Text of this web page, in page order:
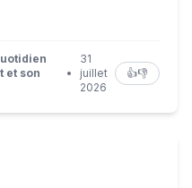
et son
•
31
juillet
2026
👍👎